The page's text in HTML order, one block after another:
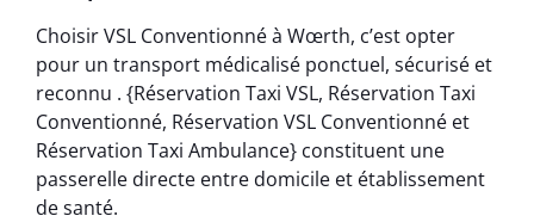
Choisir VSL Conventionné à Wœrth, c’est opter
pour un transport médicalisé ponctuel, sécurisé et
reconnu . {Réservation Taxi VSL, Réservation Taxi
Conventionné, Réservation VSL Conventionné et
Réservation Taxi Ambulance} constituent une
passerelle directe entre domicile et établissement
de santé.